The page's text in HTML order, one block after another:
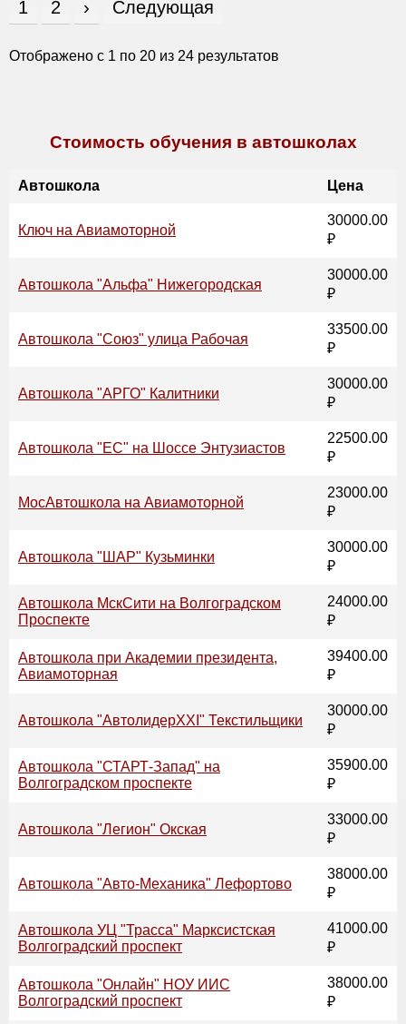
1 2 › Следующая
Отображено с 1 по 20 из 24 результатов
Стоимость обучения в автошколах
Автошкола Цена
Ключ на Авиамоторной
30000.00
₽
Автошкола "Альфа" Нижегородская
30000.00
₽
Автошкола "Союз" улица Рабочая
33500.00
₽
Автошкола "АРГО" Калитники
30000.00
₽
Автошкола "ЕС" на Шоссе Энтузиастов
22500.00
₽
МосАвтошкола на Авиамоторной
23000.00
₽
Автошкола "ШАР" Кузьминки
30000.00
₽
Автошкола МскСити на Волгоградском
Проспекте
24000.00
₽
Автошкола при Академии президента,
Авиамоторная
39400.00
₽
Автошкола "АвтолидерХХI" Текстильщики
30000.00
₽
Автошкола "СТАРТ-Запад" на
Волгоградском проспекте
35900.00
₽
Автошкола "Легион" Окская
33000.00
₽
Автошкола "Авто-Механика" Лефортово
38000.00
₽
Автошкола УЦ "Трасса" Марксистская
Волгоградский проспект
41000.00
₽
Автошкола "Онлайн" НОУ ИИС
Волгоградский проспект
38000.00
₽